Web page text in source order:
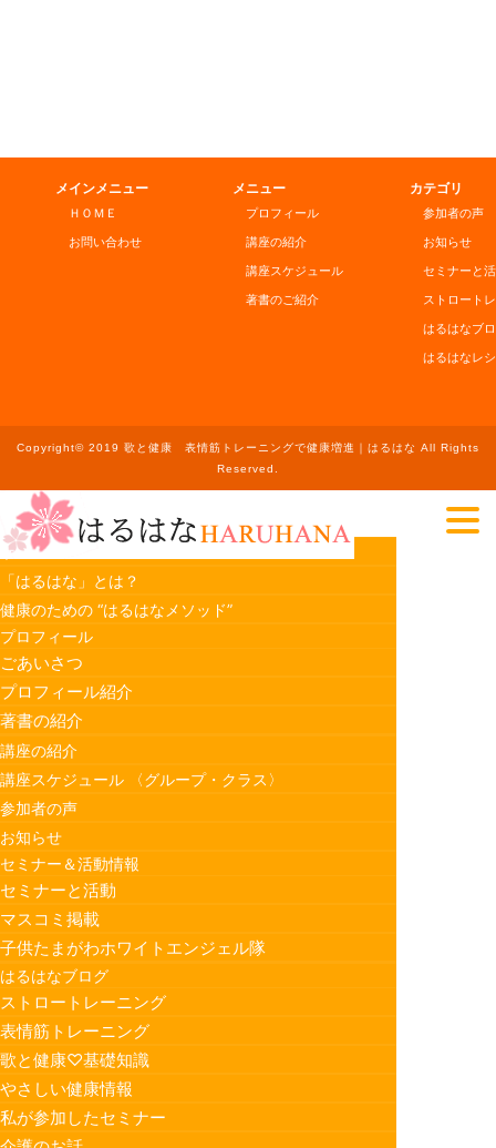
メインメニュー
ＨＯＭＥ
お問い合わせ
メニュー
プロフィール
講座の紹介
講座スケジュール
著書のご紹介
カテゴリ
参加者の声
お知らせ
セミナーと
ストロート
はるはなブ
はるはなレ
Copyright© 2019 歌と健康 表情筋トレーニングで健康増進｜はるはな All Rights
Reserved.
ホーム
「はるはな」とは？
健康のための “はるはなメソッド”
プロフィール
ごあいさつ
プロフィール紹介
著書の紹介
講座の紹介
講座スケジュール 〈グループ・クラス〉
参加者の声
お知らせ
セミナー＆活動情報
セミナーと活動
マスコミ掲載
子供たまがわホワイトエンジェル隊
はるはなブログ
ストロートレーニング
表情筋トレーニング
歌と健康♡基礎知識
やさしい健康情報
私が参加したセミナー